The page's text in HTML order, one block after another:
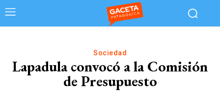
Sociedad
Lapadula convocó a la Comisión
de Presupuesto